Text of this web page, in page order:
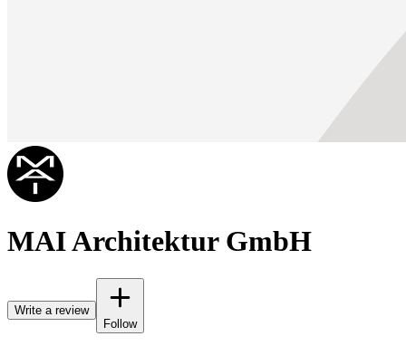
MAI Architektur GmbH
Write a review
Follow